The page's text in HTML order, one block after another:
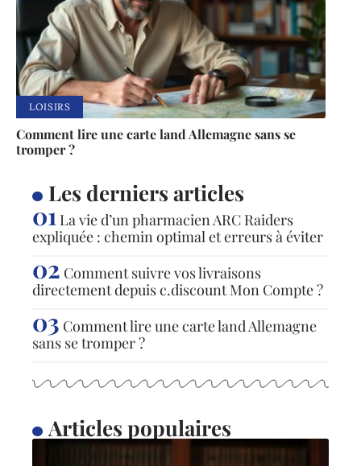
LOISIRS
Comment lire une carte land Allemagne sans se
tromper ?
Les derniers articles
La vie d’un pharmacien ARC Raiders
expliquée : chemin optimal et erreurs à éviter
Comment suivre vos livraisons
directement depuis c.discount Mon Compte ?
Comment lire une carte land Allemagne
sans se tromper ?
Articles populaires